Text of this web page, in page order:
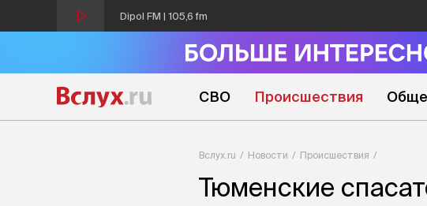
Dipol FM | 105,6 fm
СВО Происшествия
Вслух.ru Новости Происшествия
Тюменские